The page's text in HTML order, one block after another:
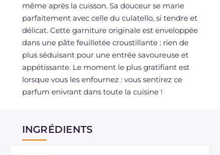
même après la cuisson. Sa douceur se marie
parfaitement avec celle du culatello, si tendre et
délicat. Cette garniture originale est enveloppée
dans une pâte feuilletée croustillante : rien de
plus séduisant pour une entrée savoureuse et
appétissante. Le moment le plus gratifiant est
lorsque vous les enfournez : vous sentirez ce
parfum enivrant dans toute la cuisine !
INGRÉDIENTS